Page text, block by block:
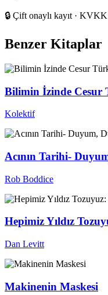
🔒 Çift onaylı kayıt · KVKK
Benzer Kitaplar
Bilimin İzinde Cesur
Kolektif
Acının Tarihi-
Rob Boddice
Hepimiz Yıldız
Dan Levitt
Makinenin Maskesi